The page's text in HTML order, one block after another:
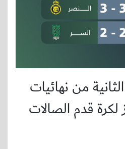
من نهائيات
لكرة قدم الصالات